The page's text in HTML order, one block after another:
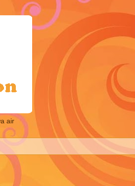
air